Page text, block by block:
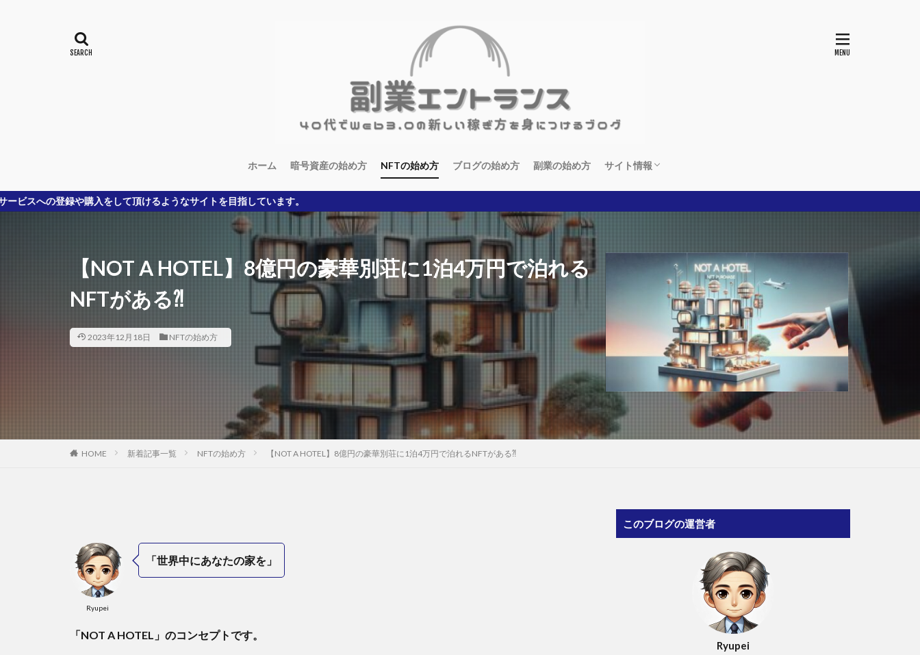
ホーム 暗号資産の始め方 NFTの始め方 ブログの始め方 副業の始め方 サイト情報
運営者情報とサイト説明
プライバシーポリシー
お問合わせ
て頂けるようなサイトを目指しています。
【NOT A HOTEL】8億円の豪華別荘に1泊4万円で泊れる
NFTがある⁈
2023年12月18日 NFTの始め方
HOME 新着記事一覧 NFTの始め方 【NOT A HOTEL】8億円の豪華別荘に1泊4万円で泊れるNFTがある⁈
Ryupei
「世界中にあなたの家を」
「NOT A HOTEL」のコンセプトです。
このブログの運営者
Ryupei